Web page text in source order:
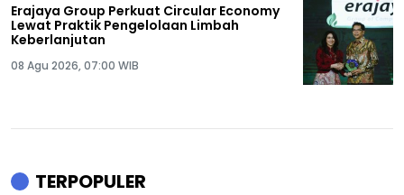
Erajaya Group Perkuat Circular Economy
Lewat Praktik Pengelolaan Limbah
Keberlanjutan
08 Agu 2026, 07:00 WIB
TERPOPULER